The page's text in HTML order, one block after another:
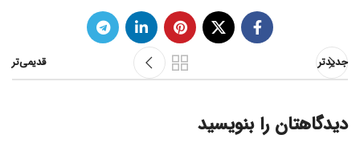
جدیدتر قدیمی‌تر
دیدگاهتان را بنویسید